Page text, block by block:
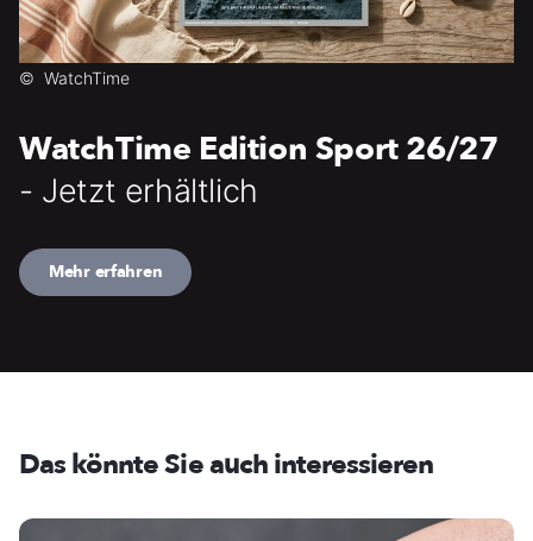
© WatchTime
WatchTime Edition Sport 26/27
- Jetzt erhältlich
Mehr erfahren
Das könnte Sie auch interessieren